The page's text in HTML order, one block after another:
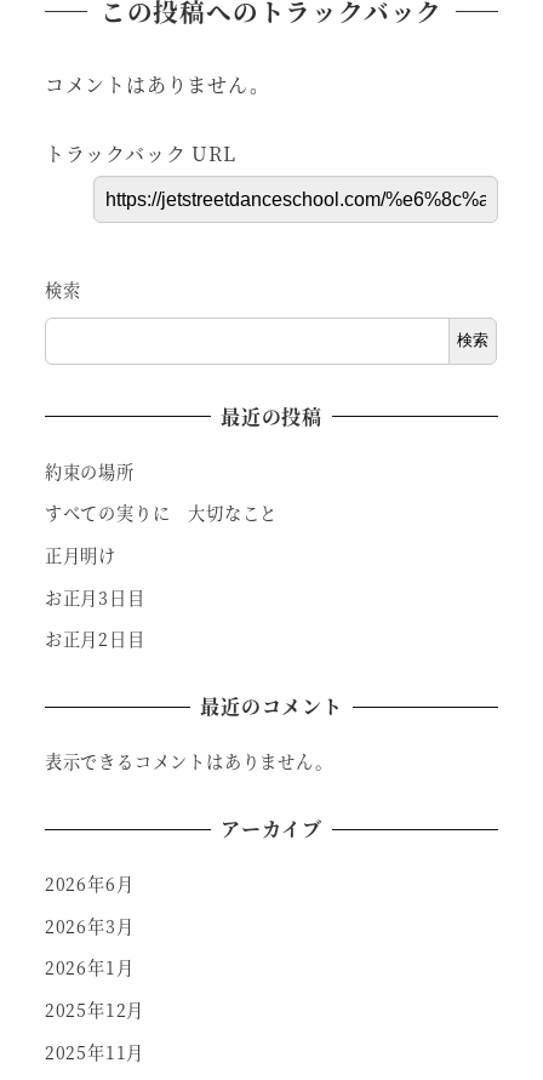
この投稿へのトラックバック
コメントはありません。
トラックバック URL
検索
検索
最近の投稿
約束の場所
すべての実りに 大切なこと
正月明け
お正月3日目
お正月2日目
最近のコメント
表示できるコメントはありません。
アーカイブ
2026年6月
2026年3月
2026年1月
2025年12月
2025年11月